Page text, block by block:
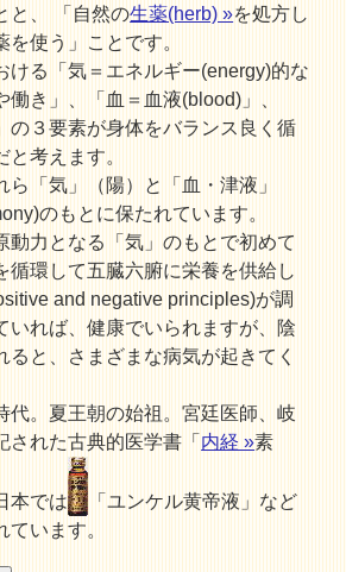
と、 「自然の生薬(herb) »を処方し
を使う」ことです。
ける「気＝エネルギー(energy)的な
働き」、「血＝血液(blood)」、
の３要素が身体をバランス良く循
考えます。
ら
「気」（陽） と
「血・津液」
のもとに保たれています。
動力となる「気」のもとで初めて
循環して五臓六腑に栄養を供給し
and negative principles)が調
いれば、健康でいられますが、陰
ると、さまざまな病気が起きてく
代。夏王朝の始祖。宮廷医師、岐
された古典的医学書「 内経 »素
本では
「ユンケル黄帝液」など
ています。